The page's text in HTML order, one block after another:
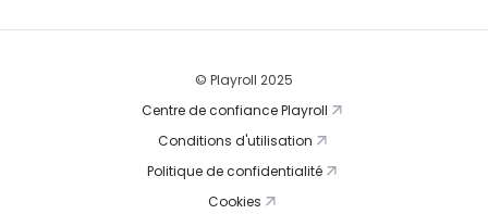
© Playroll 2025
Centre de confiance Playroll
Conditions d'utilisation
Politique de confidentialité
Cookies